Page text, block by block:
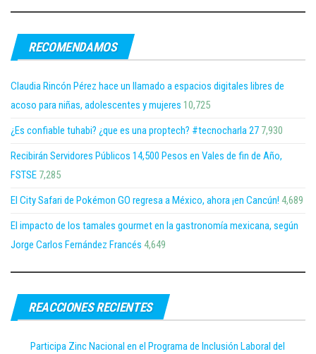
RECOMENDAMOS
Claudia Rincón Pérez hace un llamado a espacios digitales libres de
acoso para niñas, adolescentes y mujeres 10,725
¿Es confiable tuhabi? ¿que es una proptech? #tecnocharla 27 7,930
Recibirán Servidores Públicos 14,500 Pesos en Vales de fin de Año,
FSTSE 7,285
El City Safari de Pokémon GO regresa a México, ahora ¡en Cancún! 4,689
El impacto de los tamales gourmet en la gastronomía mexicana, según
Jorge Carlos Fernández Francés 4,649
REACCIONES RECIENTES
Participa Zinc Nacional en el Programa de Inclusión Laboral del